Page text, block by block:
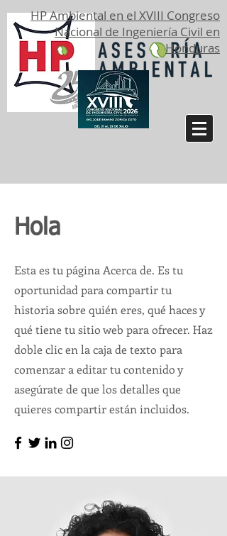
HP Ambiental en el XVIII Congreso
Nacional de Ingeniería Civil en
Honduras
Hola
Esta es tu página Acerca de. Es tu
oportunidad para compartir tu
historia sobre quién eres, qué haces y
qué tiene tu sitio web para ofrecer. Haz
doble clic en la caja de texto para
comenzar a editar tu contenido y
asegúrate de que los detalles que
quieres compartir están incluidos.